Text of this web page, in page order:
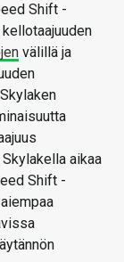
Shift -
välillä ja
aikaa
Shift -